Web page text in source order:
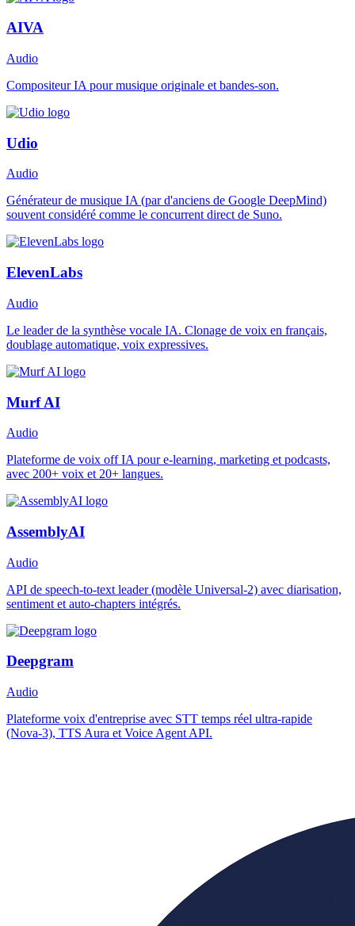
AIVA
Audio
Compositeur IA pour musique originale et bandes-son.
Udio
Audio
Générateur de musique IA (par d'anciens de Google DeepMind)
souvent considéré comme le concurrent direct de Suno.
ElevenLabs
Audio
Le leader de la synthèse vocale IA. Clonage de voix en français,
doublage automatique, voix expressives.
Murf AI
Audio
Plateforme de voix off IA pour e-learning, marketing et podcasts,
avec 200+ voix et 20+ langues.
AssemblyAI
Audio
API de speech-to-text leader (modèle Universal-2) avec diarisation,
sentiment et auto-chapters intégrés.
Deepgram
Audio
Plateforme voix d'entreprise avec STT temps réel ultra-rapide
(Nova-3), TTS Aura et Voice Agent API.